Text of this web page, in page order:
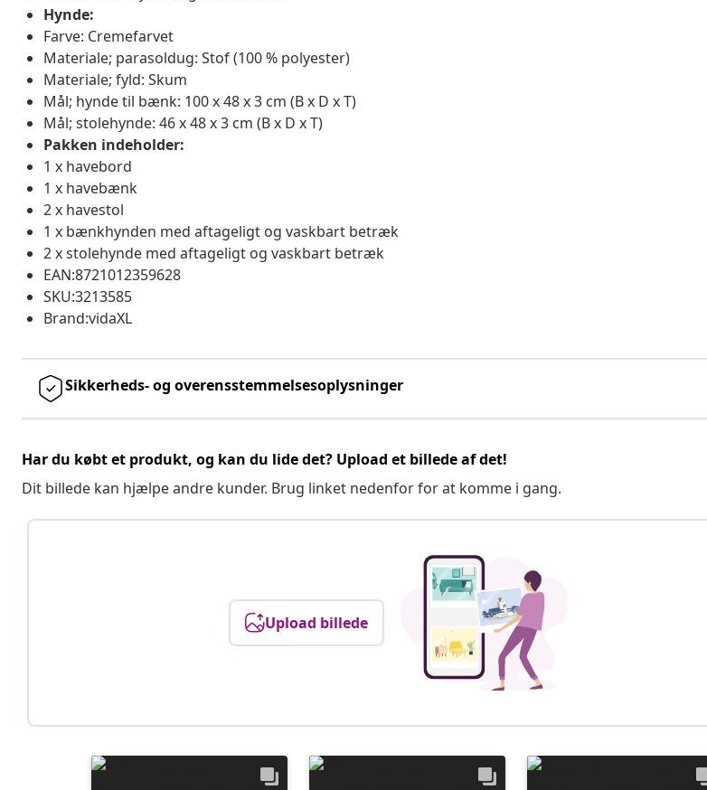
Hynde:
Farve: Cremefarvet
Materiale; parasoldug: Stof (100 % polyester)
Materiale; fyld: Skum
Mål; hynde til bænk: 100 x 48 x 3 cm (B x D x T)
Mål; stolehynde: 46 x 48 x 3 cm (B x D x T)
Pakken indeholder:
1 x havebord
1 x havebænk
2 x havestol
1 x bænkhynden med aftageligt og vaskbart betræk
2 x stolehynde med aftageligt og vaskbart betræk
EAN:8721012359628
SKU:3213585
Brand:vidaXL
Sikkerheds- og overensstemmelsesoplysninger
Har du købt et produkt, og kan du lide det? Upload et billede af det!
Dit billede kan hjælpe andre kunder. Brug linket nedenfor for at komme i gang.
Upload billede